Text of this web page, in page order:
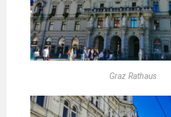
Graz Rathaus